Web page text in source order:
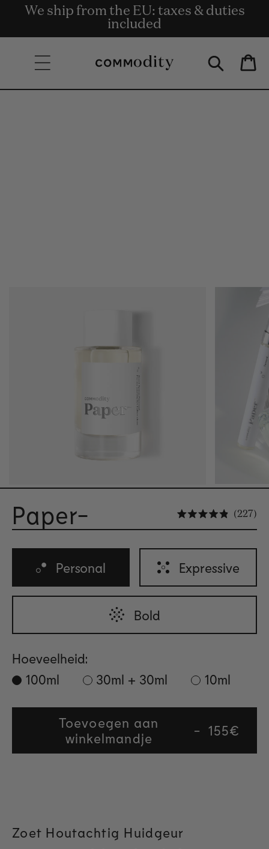
Skip to content
Gratis Bezorging bij bestellingen van €
135 en meer.
We ship from the EU: taxes & duties
included
Get rewards for shopping with
Commodity.Circle
Bag
Paper- 227
Personal Expressive
Bold
Hoeveelheid:
100ml
30ml + 30ml 10ml
Toevoegen aan
winkelmandje
Regular
155€
Zoet Houtachtig Huidgeur